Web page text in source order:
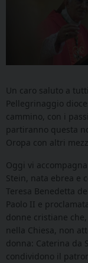
Un caro saluto a
Pellegrinaggio
cammino, con i
partiranno questa
Oropa con altri mezzi.
Oggi vi
Stein, nata ebrea e
Teresa Benedetta
Paolo II e
donne cristiane
nella Chiesa, non
donna: Caterina da
condividono il